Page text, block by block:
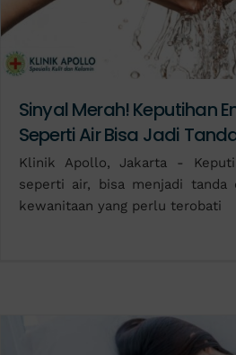
Sinyal Merah! Keputihan
Seperti Air Bisa Jadi
Klinik Apollo, Jakarta -
seperti air, bisa menjadi tanda
kewanitaan yang perlu terobati